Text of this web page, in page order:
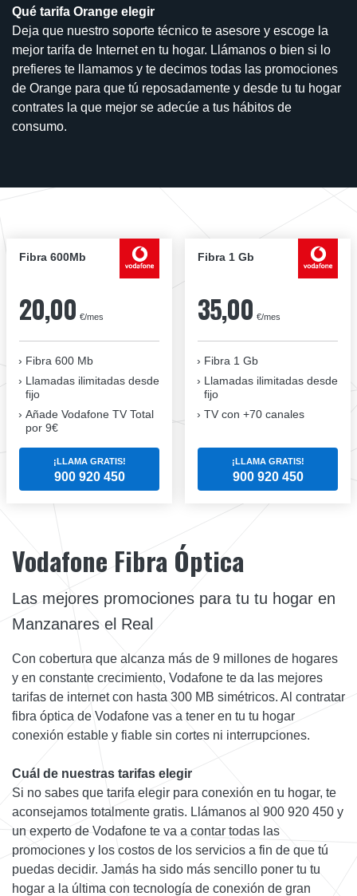
Qué tarifa Orange elegir
Deja que nuestro soporte técnico te asesore y escoge la
mejor tarifa de Internet en tu hogar. Llámanos o bien si lo
prefieres te llamamos y te decimos todas las promociones
de Orange para que tú reposadamente y desde tu tu hogar
contrates la que mejor se adecúe a tus hábitos de
consumo.
Fibra 600Mb
20,00 €/mes
Fibra 600 Mb
Llamadas ilimitadas desde
fijo
Añade Vodafone TV Total
por 9€
¡LLAMA GRATIS!
900 920 450
Fibra 1 Gb
35,00 €/mes
Fibra 1 Gb
Llamadas ilimitadas desde
fijo
TV con +70 canales
¡LLAMA GRATIS!
900 920 450
Vodafone Fibra Óptica
Las mejores promociones para tu tu hogar en
Manzanares el Real
Con cobertura que alcanza más de 9 millones de hogares
y en constante crecimiento, Vodafone te da las mejores
tarifas de internet con hasta 300 MB simétricos. Al contratar
fibra óptica de Vodafone vas a tener en tu tu hogar
conexión estable y fiable sin cortes ni interrupciones.
Cuál de nuestras tarifas elegir
Si no sabes que tarifa elegir para conexión en tu hogar, te
aconsejamos totalmente gratis. Llámanos al 900 920 450 y
un experto de Vodafone te va a contar todas las
promociones y los costos de los servicios a fin de que tú
puedas decidir. Jamás ha sido más sencillo poner tu tu
hogar a la última con tecnología de conexión de gran